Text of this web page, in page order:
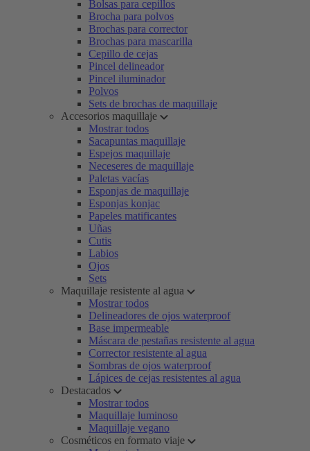
Bolsas para cepillos
Brocha para polvos
Brochas para corrector
Brochas para mascarilla
Cepillo de cejas
Pincel delineador
Pincel iluminador
Polvos
Sets de brochas de maquillaje
Accesorios maquillaje
Mostrar todos
Sacapuntas maquillaje
Espejos maquillaje
Neceseres de maquillaje
Paletas vacías
Esponjas de maquillaje
Esponjas konjac
Papeles matificantes
Uñas
Cutis
Labios
Ojos
Sets
Maquillaje resistente al agua
Mostrar todos
Delineadores de ojos waterproof
Base impermeable
Máscara de pestañas resistente al agua
Corrector resistente al agua
Sombras de ojos waterproof
Lápices de cejas resistentes al agua
Destacados
Mostrar todos
Maquillaje luminoso
Maquillaje vegano
Cosméticos en formato viaje